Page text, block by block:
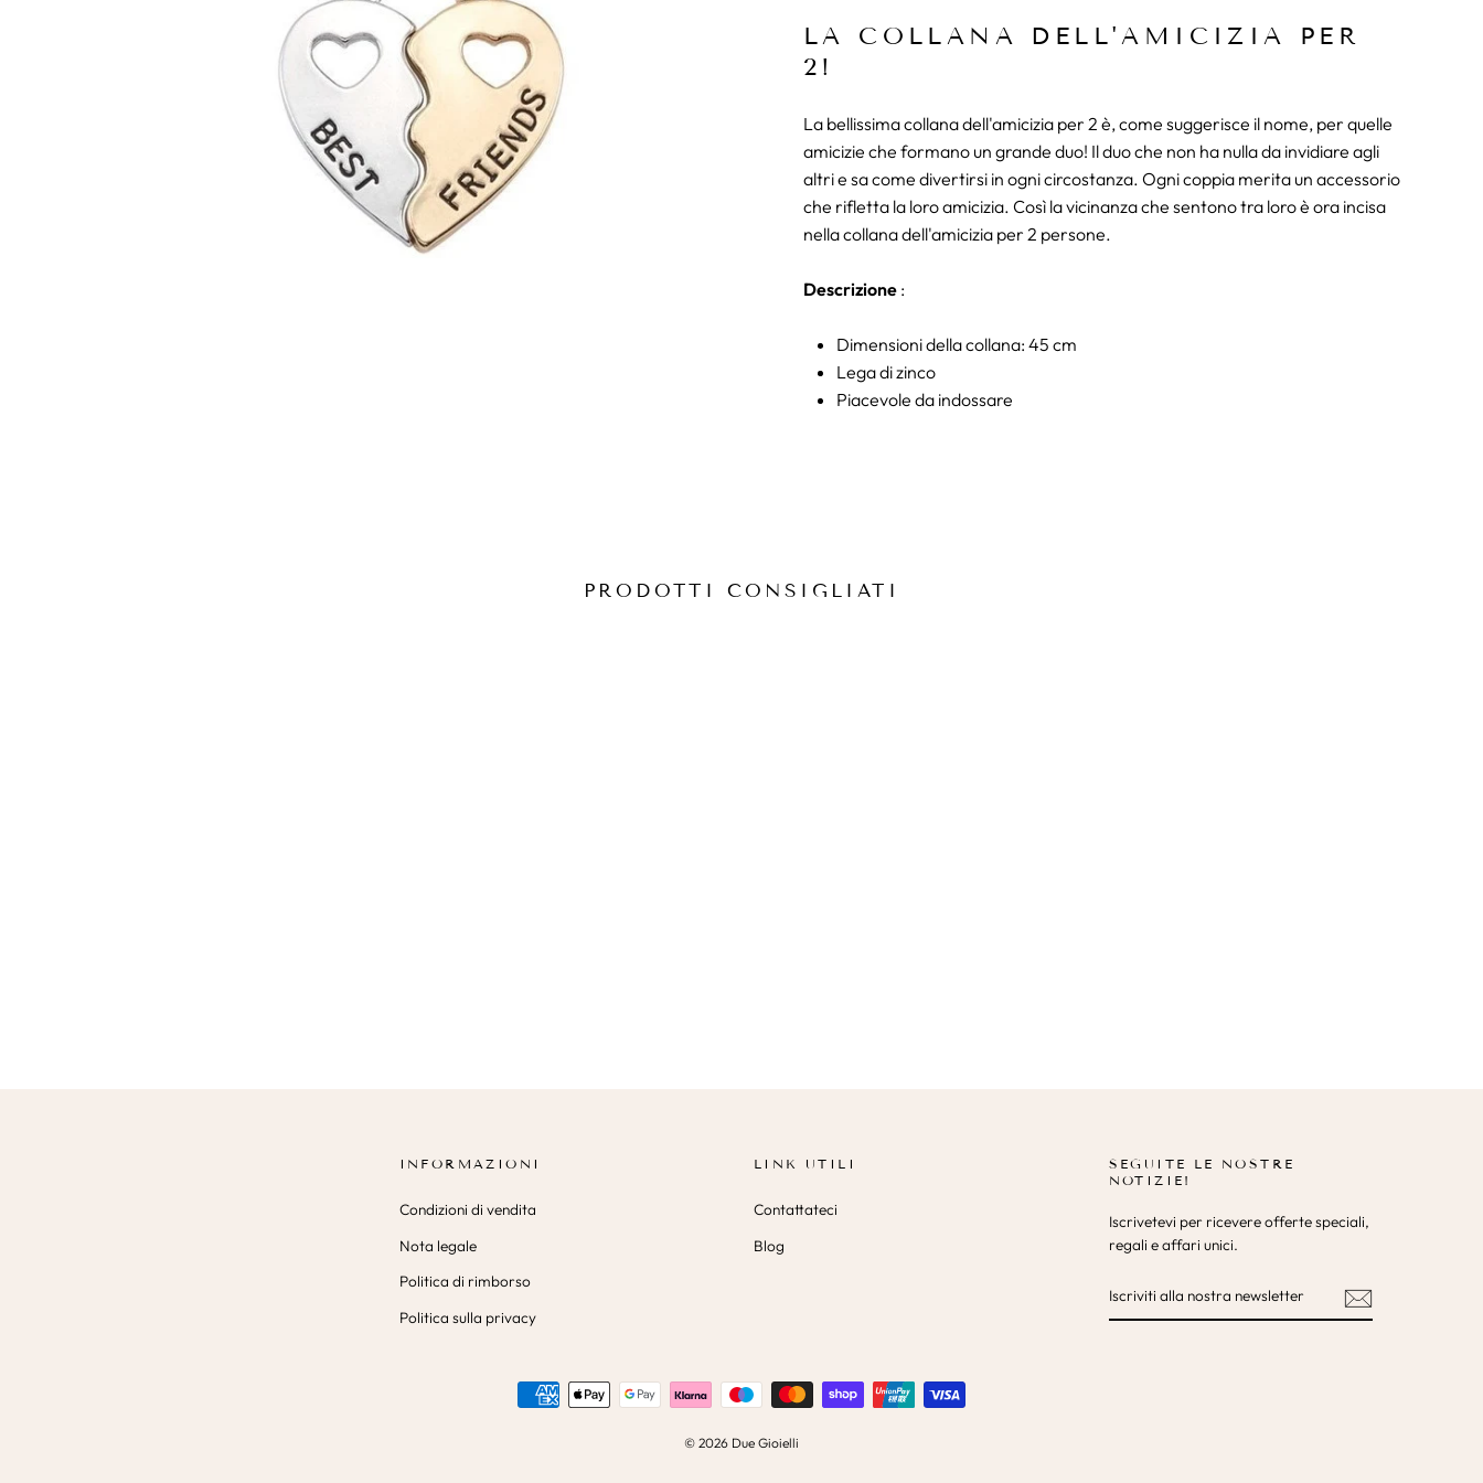
LA COLLANA DELL'AMICIZIA PER
2!
La bellissima collana dell'amicizia per 2 è, come suggerisce il nome, per quelle
amicizie che formano un grande duo! Il duo che non ha nulla da invidiare agli
altri e sa come divertirsi in ogni circostanza. Ogni coppia merita un accessorio
che rifletta la loro amicizia. Così la vicinanza che sentono tra loro è ora incisa
nella collana dell'amicizia per 2 persone.
Descrizione :
Dimensioni della collana: 45 cm
Lega di zinco
Piacevole da indossare
PRODOTTI CONSIGLIATI
INFORMAZIONI
Condizioni di vendita
Nota legale
Politica di rimborso
Politica sulla privacy
LINK UTILI
Contattateci
Blog
SEGUITE LE NOSTRE
NOTIZIE!
Iscrivetevi per ricevere offerte speciali,
regali e affari unici.
© 2026 Due Gioielli